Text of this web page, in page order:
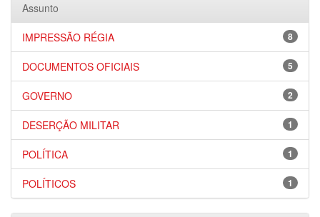
Assunto
8
IMPRESSÃO RÉGIA
5
DOCUMENTOS OFICIAIS
2
GOVERNO
1
DESERÇÃO MILITAR
1
POLÍTICA
1
POLÍTICOS